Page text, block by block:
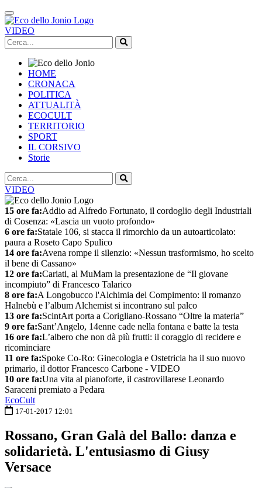
VIDEO
HOME
CRONACA
POLITICA
ATTUALITÀ
ECOCULT
TERRITORIO
SPORT
IL CORSIVO
Storie
VIDEO
15 ore fa:Addio ad Alfredo Fortunato, il cordoglio degli Industriali
di Cosenza: «Lascia un vuoto profondo»
6 ore fa:Statale 106, si stacca il rimorchio da un autoarticolato:
paura a Roseto Capo Spulico
14 ore fa:Avena rompe il silenzio: «Nessun trasformismo, ho scelto
il bene di Cassano»
12 ore fa:Cariati, al MuMam la presentazione de “Il giovane
incompiuto” di Francesco Talarico
8 ore fa:A Longobucco l'Alchimia del Compimento: il romanzo
Halnebù e l’album Alchemist si incontrano sul palco
13 ore fa:ScintArt porta a Corigliano-Rossano “Oltre la materia”
9 ore fa:Sant’Angelo, 14enne cade nella fontana e batte la testa
16 ore fa:L’albero che non dà più frutti: il coraggio di recidere e
ricominciare
11 ore fa:Spoke Co-Ro: Ginecologia e Ostetricia ha il suo nuovo
primario, il dottor Francesco Carbone - VIDEO
10 ore fa:Una vita al pianoforte, il castrovillarese Leonardo
Saraceni premiato a Pedara
EcoCult
17-01-2017 12:01
Rossano, Gran Galà del Ballo: danza e
solidarietà. L'entusiasmo di Giusy
Versace